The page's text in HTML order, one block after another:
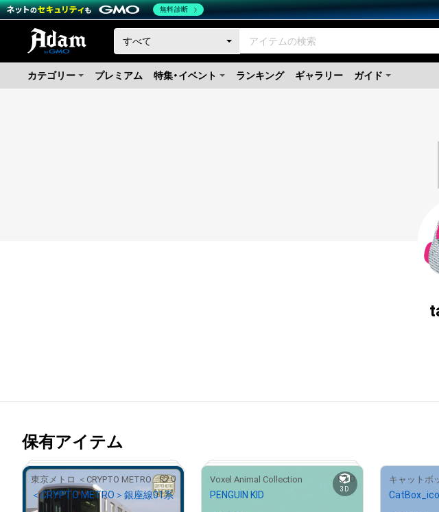
カテゴリー プレミアム 特集・イベント ランキング ギャラリー ガイド
保有アイテム
東京メトロ ＜CRYPTO METRO＞ 0
＜CRYPTO METRO＞銀座線01系
3D
Voxel Animal Collection 0
PENGUIN KID
キャットボ
無料診断